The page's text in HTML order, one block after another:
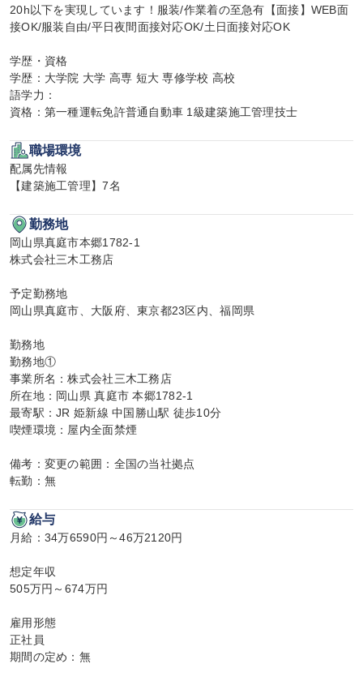
20h以下を実現しています！服装/作業着の至急有【面接】WEB面
接OK/服装自由/平日夜間面接対応OK/土日面接対応OK
学歴・資格
学歴：大学院 大学 高専 短大 専修学校 高校
語学力：
資格：第一種運転免許普通自動車 1級建築施工管理技士
職場環境
配属先情報
【建築施工管理】7名
勤務地
岡山県真庭市本郷1782-1
株式会社三木工務店
予定勤務地
岡山県真庭市、大阪府、東京都23区内、福岡県
勤務地
勤務地①
事業所名：株式会社三木工務店
所在地：岡山県 真庭市 本郷1782-1
最寄駅：JR 姫新線 中国勝山駅 徒歩10分
喫煙環境：屋内全面禁煙
備考：変更の範囲：全国の当社拠点
転勤：無
給与
月給：34万6590円～46万2120円
想定年収
505万円～674万円
雇用形態
正社員
期間の定め：無